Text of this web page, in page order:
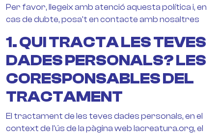
Per favor, llegeix amb atenció aquesta política i, en
cas de dubte, posa't en contacte amb nosaltres
1. QUI TRACTA LES TEVES
DADES PERSONALS? LES
CORESPONSABLES DEL
TRACTAMENT
El tractament de les teves dades personals, en el
context de l'ús de la pàgina web lacreatura.org, el